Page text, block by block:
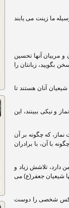
ما زینت می یابند
و مربیان آنها تحسین
بگویید، زبانتان را
آنان هستند تا
و نیکی ببینند، این
که چگونه بر آن
با آن، با برادران
تلاشش زیاد و
شیعیان جعفر(ع) می
هرکس شخصی را دوست